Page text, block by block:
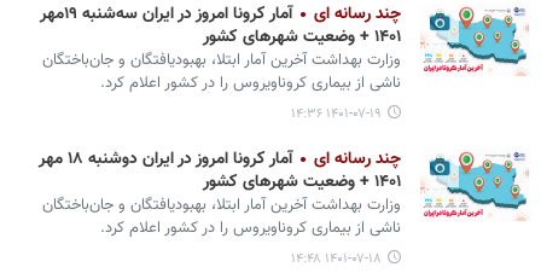
چند رسانه ای
آمار کرونا امروز در ایران سه‌شنبه ۱۹مهر
۱۴۰۱ + وضعیت شهرهای کشور
وزارت بهداشت آخرین آمار ابتلا، بهبودیافتگان و جان‌باختگان
ناشی از بیماری کروناویروس را در کشور اعلام کرد.
۱۴۰۱-۰۷-۱۹ ۱۴:۳۶
چند رسانه ای
آمار کرونا امروز در ایران دوشنبه ۱۸ مهر
۱۴۰۱ + وضعیت شهرهای کشور
وزارت بهداشت آخرین آمار ابتلا، بهبودیافتگان و جان‌باختگان
ناشی از بیماری کروناویروس را در کشور اعلام کرد.
۱۴۰۱-۰۷-۱۸ ۱۴:۴۸